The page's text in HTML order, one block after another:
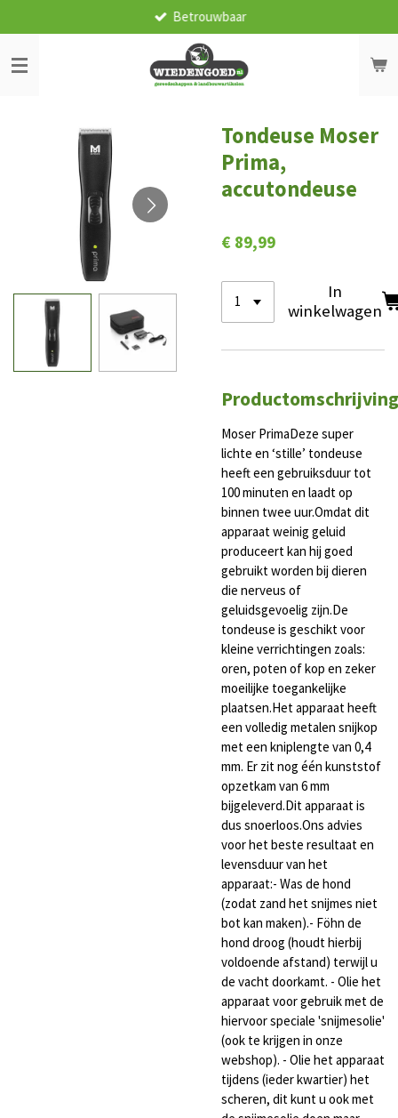
direct
naar
de
Betrouwbaar
Tondeuse Moser
Prima,
accutondeuse
€ 89,99
In
winkelwagen
Productomschrijving
Moser PrimaDeze super
lichte en ‘stille’ tondeuse
heeft een gebruiksduur tot
100 minuten en laadt op
binnen twee uur.Omdat dit
apparaat weinig geluid
produceert kan hij goed
gebruikt worden bij dieren
die nerveus of
geluidsgevoelig zijn.De
tondeuse is geschikt voor
kleine verrichtingen zoals:
oren, poten of kop en zeker
moeilijke toegankelijke
plaatsen.Het apparaat heeft
een volledig metalen snijkop
met een kniplengte van 0,4
mm. Er zit nog één kunststof
opzetkam van 6 mm
bijgeleverd.Dit apparaat is
dus snoerloos.Ons advies
voor het beste resultaat en
levensduur van het
apparaat:- Was de hond
(zodat zand het snijmes niet
bot kan maken).- Föhn de
hond droog (houdt hierbij
voldoende afstand) terwijl u
de vacht doorkamt. - Olie het
apparaat voor gebruik met de
hiervoor speciale 'snijmesolie'
(ook te krijgen in onze
webshop). - Olie het apparaat
tijdens (ieder kwartier) het
scheren, dit kunt u ook met